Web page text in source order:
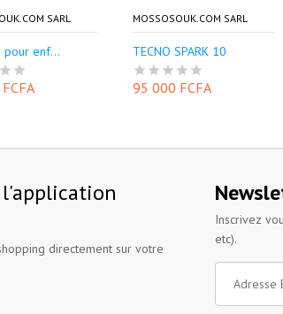
SARL
pour enf...
MOSSOSOUK.COM SARL
TECNO SPARK 10
95 000 FCFA
directement sur votre
Inscrivez
etc).